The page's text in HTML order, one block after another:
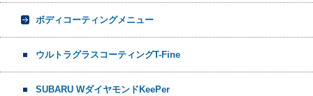
ボディコーティングメニュー
ウルトラグラスコーティングT-Fine
SUBARU WダイヤモンドKeePer